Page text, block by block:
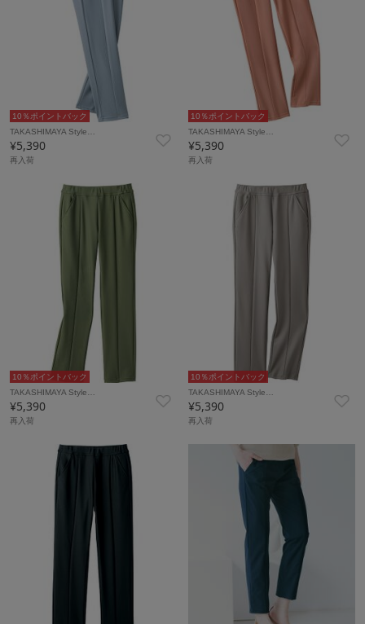
10％ポイントバック
TAKASHIMAYA Style…
¥5,390
再入荷
10％ポイントバック
TAKASHIMAYA Style…
¥5,390
再入荷
10％ポイントバック
TAKASHIMAYA Style…
¥5,390
再入荷
10％ポイントバック
TAKASHIMAYA Style…
¥5,390
再入荷